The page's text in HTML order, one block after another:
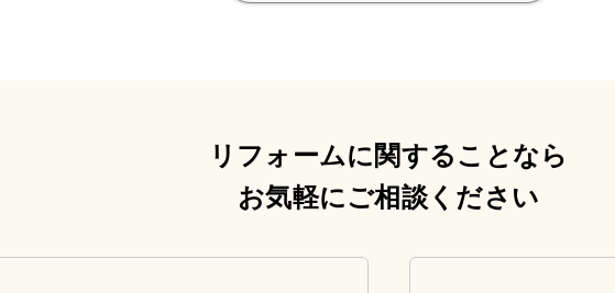
リフォームに関することなら
お気軽にご相談ください